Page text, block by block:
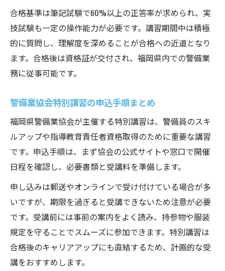
合格基準は筆記試験で60%以上の正答率が求められ、実
技試験も一定の操作能力が必要です。講習期間中は積極
的に質問し、理解度を深めることが合格への近道となり
ます。合格後は資格証が交付され、福岡県内での警備業
務に従事可能です。
警備業協会特別講習の申込手順まとめ
福岡県警備業協会が主催する特別講習は、警備員のスキ
ルアップや指導教育責任者資格取得のために重要な講習
です。申込手順は、まず協会の公式サイトや窓口で開催
日程を確認し、必要書類と受講料を準備します。
申し込みは郵送やオンラインで受け付けている場合が多
いですが、期限を過ぎると受講できないため注意が必要
です。受講前には事前の案内をよく読み、持参物や服装
規定を守ることでスムーズに参加できます。特別講習は
合格後のキャリアアップにも直結するため、計画的な受
講をおすすめします。